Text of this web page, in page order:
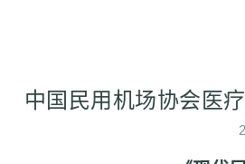
中国民用机场协会医